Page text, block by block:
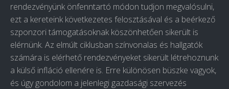
rendezvényünk önfenntartó módon tudjon megvalósulni,
ezt a kereteink következetes felosztásával és a beérkező
szponzori támogatásoknak köszönhetően sikerült is
elérnünk. Az elmúlt ciklusban színvonalas és hallgatók
számára is elérhető rendezvényeket sikerült létrehoznunk
a külső infláció ellenére is. Erre különösen büszke vagyok,
és úgy gondolom a jelenlegi gazdasági szervezés